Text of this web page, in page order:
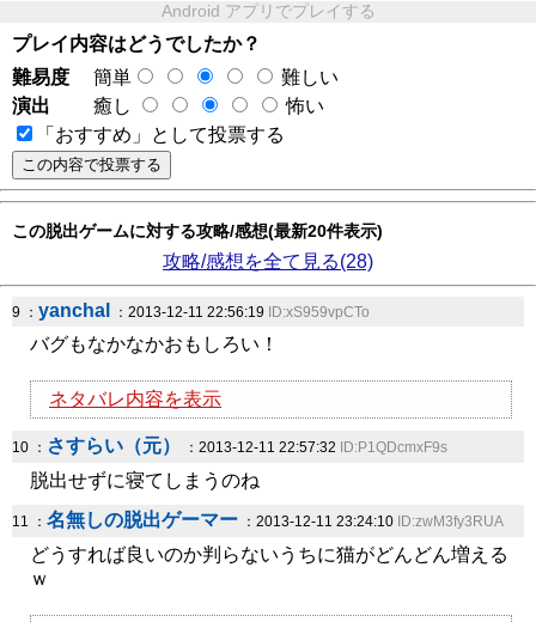
Android アプリでプレイする
プレイ内容はどうでしたか？
難易度
簡単
難しい
演出
癒し
怖い
「おすすめ」として投票する
この脱出ゲームに対する攻略/感想(最新20件表示)
攻略/感想を全て見る(28)
9 ： yanchal ：2013-12-11 22:56:19 ID:xS959vpCTo
バグもなかなかおもしろい！
ネタバレ内容を表示
10 ： さすらい（元） ：2013-12-11 22:57:32 ID:P1QDcmxF9s
脱出せずに寝てしまうのね
11 ： 名無しの脱出ゲーマー ：2013-12-11 23:24:10 ID:zwM3fy3RUA
どうすれば良いのか判らないうちに猫がどんどん増える
ｗ